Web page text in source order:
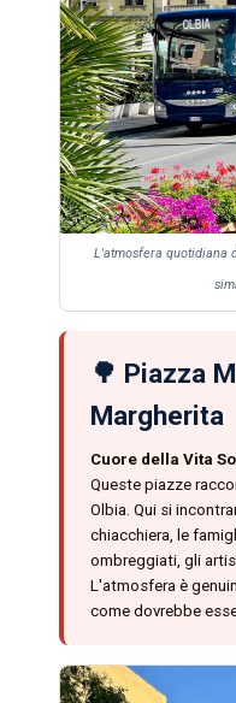
L'atmosfera quotidiana
🌳 Piazza
Margherita
Cuore della Vita
Queste piazze
Olbia. Qui si
chiacchiera, le
ombreggiati, gli
L'atmosfera è
come dovrebbe